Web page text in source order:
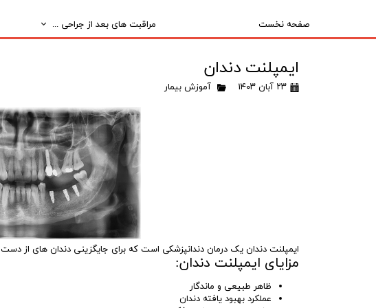
صفحه نخست مراقبت های بعد از جراحی ...
ایمپلنت دندان
۲۳ آبان ۱۴۰۳ آموزش بیمار
ایمپلنت دندان یک درمان دندانپزشکی است که برای جایگزینی دندان های از
مزایای ایمپلنت دندان:
ظاهر طبیعی و ماندگار
عملکرد بهبود یافته دندان